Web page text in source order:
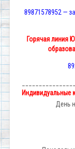
89871578952 —
Горячая линия
Индивидуальные
День